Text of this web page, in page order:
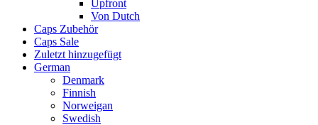
Upfront
Von Dutch
Caps Zubehör
Caps Sale
Zuletzt hinzugefügt
German
Denmark
Finnish
Norweigan
Swedish